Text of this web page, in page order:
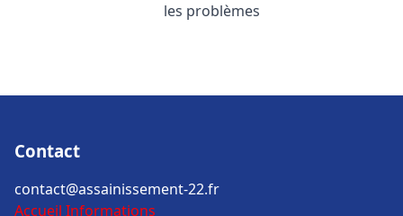
les problèmes
Contact
contact@assainissement-22.fr
Accueil Informations